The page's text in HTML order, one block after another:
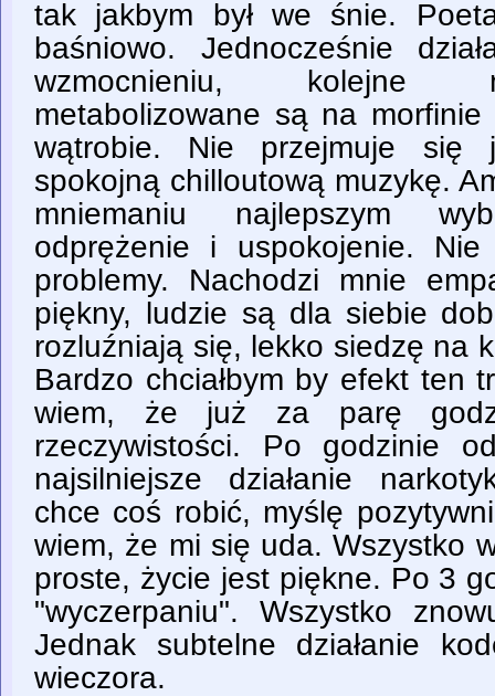
tak jakbym był we śnie.
baśniowo. Jednocześnie
wzmocnieniu, kolejne
metabolizowane są na
wątrobie. Nie przejmuje się
spokojną chilloutową muzykę.
mniemaniu najlepszym
odprężenie i uspokojenie.
problemy. Nachodzi mnie
piękny, ludzie są dla siebie
rozluźniają się, lekko siedzę na
Bardzo chciałbym by efekt ten
wiem, że już za parę
rzeczywistości. Po godzinie
najsilniejsze działanie
chce coś robić, myślę
wiem, że mi się uda. Wszystko
proste, życie jest piękne. Po 3
"wyczerpaniu". Wszystko
Jednak subtelne działanie
wieczora.